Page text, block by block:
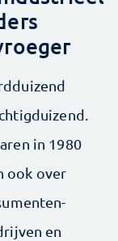
in 1980
ook over
en